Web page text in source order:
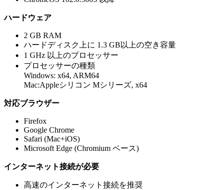
ハードウェア
2 GB RAM
ハードディスク上に 1.3 GB以上の空き容量
1 GHz 以上のプロセッサー
プロセッサーの種類​
Windows: x64, ARM64
Mac:Appleシリコン Mシリーズ, x64​
対応ブラウザー
Firefox
Google Chrome
Safari (Mac+iOS)
Microsoft Edge (Chromium ベース)
インターネット接続が必要
高速のインターネット接続を推奨